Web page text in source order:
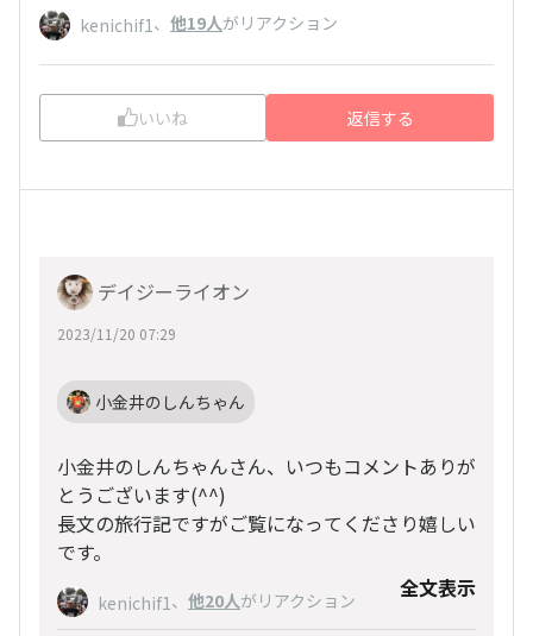
kenichif1 、 他19人がリアクション
いいね 返信する
デイジーライオン
2023/11/20 07:29
小金井のしんちゃん
小金井のしんちゃんさん、いつもコメントありが
とうございます(^^)
長文の旅行記ですがご覧になってくださり嬉しい
です。
今回は3年ぶりのホノルルマラソンだったので準
備段階から旅行記にしていました。
kenichif1 、 他20人がリアクション 全文表示